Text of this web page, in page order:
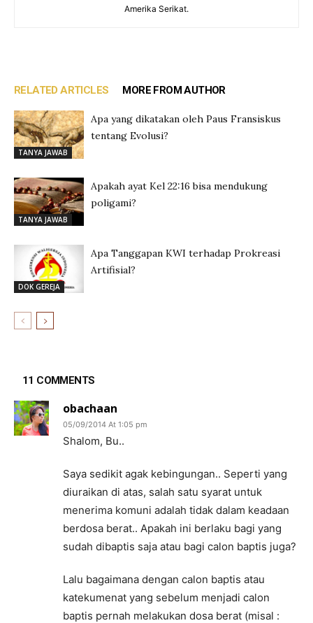
Amerika Serikat.
RELATED ARTICLES MORE FROM AUTHOR
TANYA JAWAB
Apa yang dikatakan oleh Paus Fransiskus
tentang Evolusi?
TANYA JAWAB
Apakah ayat Kel 22:16 bisa mendukung
poligami?
DOK GEREJA
Apa Tanggapan KWI terhadap Prokreasi
Artifisial?
11 COMMENTS
obachaan
05/09/2014 At 1:05 pm
Shalom, Bu..
Saya sedikit agak kebingungan.. Seperti yang
diuraikan di atas, salah satu syarat untuk
menerima komuni adalah tidak dalam keadaan
berdosa berat.. Apakah ini berlaku bagi yang
sudah dibaptis saja atau bagi calon baptis juga?
Lalu bagaimana dengan calon baptis atau
katekumenat yang sebelum menjadi calon
baptis pernah melakukan dosa berat (misal :